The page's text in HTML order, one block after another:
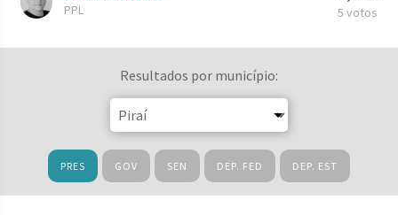
PPL 5 votos
Resultados por município:
PRES GOV SEN DEP. FED DEP. EST